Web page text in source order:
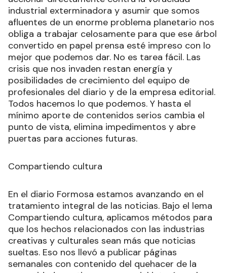
industrial exterminadora y asumir que somos
afluentes de un enorme problema planetario nos
obliga a trabajar celosamente para que ese árbol
convertido en papel prensa esté impreso con lo
mejor que podemos dar. No es tarea fácil. Las
crisis que nos invaden restan energía y
posibilidades de crecimiento del equipo de
profesionales del diario y de la empresa editorial.
Todos hacemos lo que podemos. Y hasta el
mínimo aporte de contenidos serios cambia el
punto de vista, elimina impedimentos y abre
puertas para acciones futuras.
Compartiendo cultura
En el diario Formosa estamos avanzando en el
tratamiento integral de las noticias. Bajo el lema
Compartiendo cultura, aplicamos métodos para
que los hechos relacionados con las industrias
creativas y culturales sean más que noticias
sueltas. Eso nos llevó a publicar páginas
semanales con contenido del quehacer de la